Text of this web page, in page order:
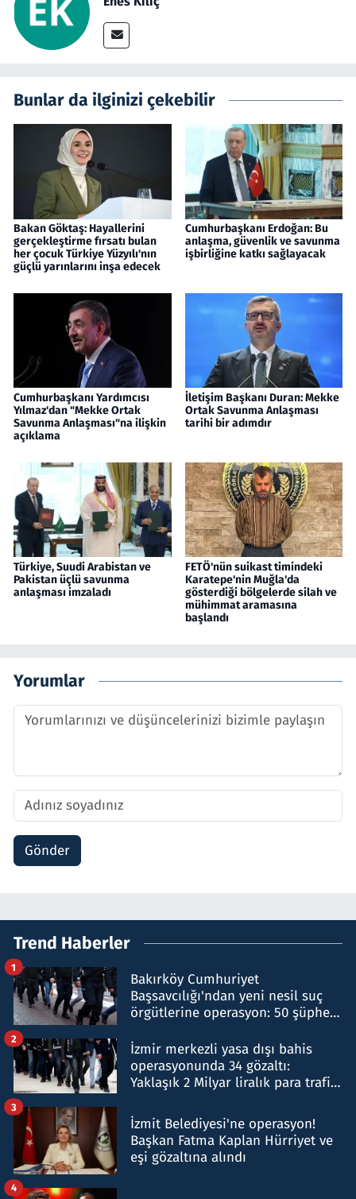
Bunlar da ilginizi çekebilir
Bakan Göktaş: Hayallerini
gerçekleştirme fırsatı bulan
her çocuk Türkiye Yüzyılı'nın
güçlü yarınlarını inşa edecek
Cumhurbaşkanı Erdoğan: Bu
anlaşma, güvenlik ve savunma
işbirliğine katkı sağlayacak
Cumhurbaşkanı Yardımcısı
Yılmaz'dan "Mekke Ortak
Savunma Anlaşması"na ilişkin
açıklama
İletişim Başkanı Duran: Mekke
Ortak Savunma Anlaşması
tarihi bir adımdır
Türkiye, Suudi Arabistan ve
Pakistan üçlü savunma
anlaşması imzaladı
FETÖ'nün suikast timindeki
Karatepe'nin Muğla'da
gösterdiği bölgelerde silah ve
mühimmat aramasına
başlandı
Yorumlar
Gönder
Trend Haberler
Bakırköy Cumhuriyet
Başsavcılığı'ndan yeni nesil suç
örgütlerine operasyon: 50 şüpheli
1
İzmir merkezli yasa dışı bahis
operasyonunda 34 gözaltı:
Yaklaşık 2 Milyar liralık para trafiği
2
İzmit Belediyesi'ne operasyon!
Başkan Fatma Kaplan Hürriyet ve
eşi gözaltına alındı
3
4